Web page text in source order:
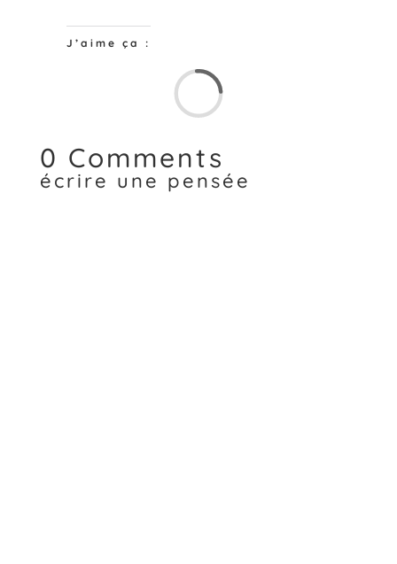
J’aime ça :
0 Comments
écrire une pensée